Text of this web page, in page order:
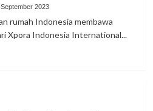
2023
rumah Indonesia membawa
Xpora Indonesia International...